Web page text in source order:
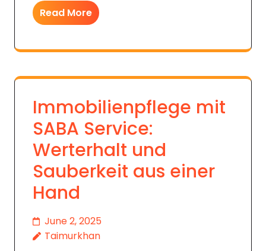
Read More
Immobilienpflege mit
SABA Service:
Werterhalt und
Sauberkeit aus einer
Hand
June 2, 2025
Taimurkhan